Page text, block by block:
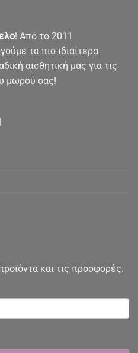
! Από το 2011
τα πιο ιδιαίτερα
αισθητική μας για τις
μωρού σας!
και τις προσφορές.